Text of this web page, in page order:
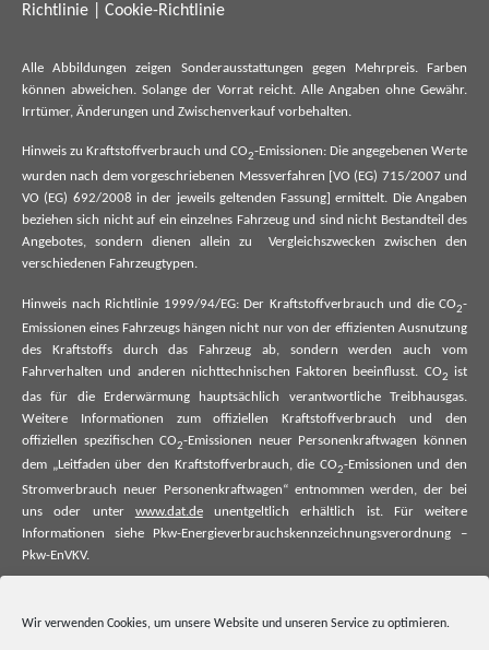
Wir verwenden Cookies, um unsere Website und unseren Service zu optimieren.
Richtlinie
Cookie-Richtlinie
Alle Abbildungen zeigen Sonderausstattungen gegen Mehrpreis. Farben
können abweichen. Solange der Vorrat reicht. Alle Angaben ohne Gewähr.
Irrtümer, Änderungen und Zwischenverkauf vorbehalten.
Hinweis zu Kraftstoffverbrauch und CO2-Emissionen: Die angegebenen Werte
wurden nach dem vorgeschriebenen Messverfahren [VO (EG) 715/2007 und
VO (EG) 692/2008 in der jeweils geltenden Fassung] ermittelt. Die Angaben
beziehen sich nicht auf ein einzelnes Fahrzeug und sind nicht Bestandteil des
Angebotes, sondern dienen allein zu Vergleichszwecken zwischen den
verschiedenen Fahrzeugtypen.
Hinweis nach Richtlinie 1999/94/EG: Der Kraftstoffverbrauch und die CO2-
Emissionen eines Fahrzeugs hängen nicht nur von der effizienten Ausnutzung
des Kraftstoffs durch das Fahrzeug ab, sondern werden auch vom
Fahrverhalten und anderen nichttechnischen Faktoren beeinflusst. CO2
ist
das für die Erderwärmung hauptsächlich verantwortliche Treibhausgas.
Weitere Informationen zum offiziellen Kraftstoffverbrauch und den
offiziellen spezifischen CO2-Emissionen neuer Personenkraftwagen können
dem „Leitfaden über den Kraftstoffverbrauch, die CO2-Emissionen und den
Stromverbrauch neuer Personenkraftwagen“ entnommen werden, der bei
uns oder unter www.dat.deunentgeltlich erhältlich ist. Für weitere
Informationen siehe Pkw-Energieverbrauchskennzeichnungsverordnung –
Pkw-EnVKV.
offiziellen spezifischen CO₂-Emissionen und ggf. zum Stromverbrauch neuer